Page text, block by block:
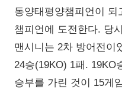
동양태평양챔피언이 되
챔피언에 도전한다. 당
맨시니는 2차 방어전이
24승(19KO) 1패. 19KO
승부를 가린 것이 15게